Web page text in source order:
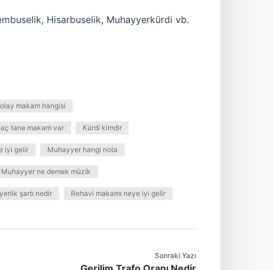
Hisarbuselik, Muhayyerkürdi vb.
makam hangisi
tane makam var Kürdi kimdir
iyi gelir Muhayyer hangi nota
Muhayyer ne demek müzik
şartı nedir Rehavi makamı neye iyi gelir
Sonraki Yazı